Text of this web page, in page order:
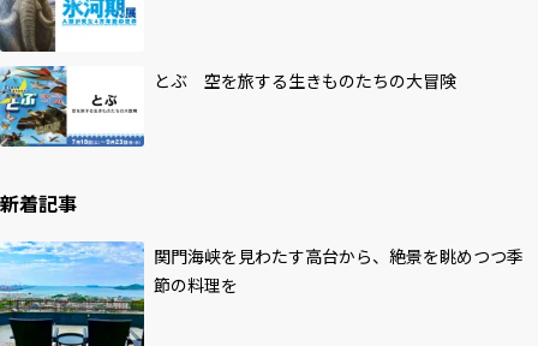
とぶ 空を旅する生きものたちの大冒険
新着記事
関門海峡を見わたす高台から、絶景を眺めつつ季
節の料理を